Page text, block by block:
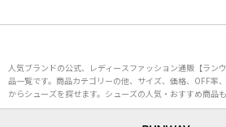
人気ブランドの公式、レディースファッション通販【ラン
品一覧です。商品カテゴリーの他、サイズ、価格、OFF率
からシューズを探せます。シューズの人気・おすすめ商品